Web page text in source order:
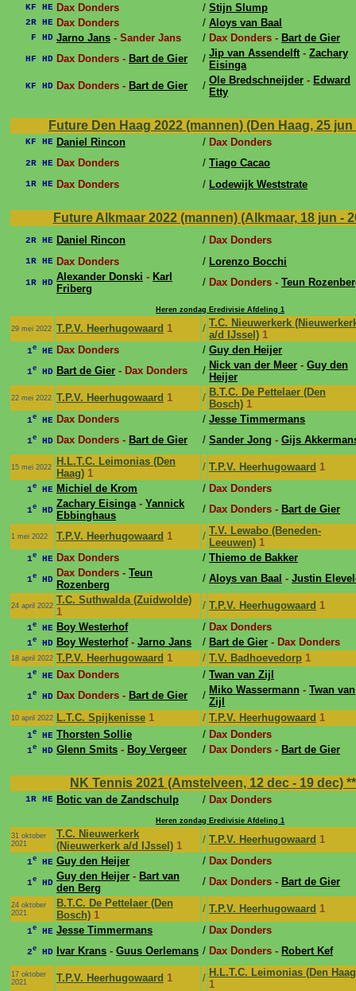
KF HE Dax Donders / Stijn Slump
2R HE Dax Donders / Aloys van Baal
F HD Jarno Jans - Sander Jans / Dax Donders - Bart de Gier
HF HD Dax Donders - Bart de Gier / Jip van Assendelft- Zachary
Eisinga
KF HD Dax Donders - Bart de Gier / Ole Bredschneijder - Edward
Etty
Future Den Haag 2022 (mannen) (Den Haag, 25 jun
KF HE Daniel Rincon / Dax Donders
2R HE Dax Donders / Tiago Cacao
1R HE Dax Donders / Lodewijk Weststrate
Future Alkmaar 2022 (mannen) (Alkmaar, 18 jun -
2R HE Daniel Rincon / Dax Donders
1R HE Dax Donders / Lorenzo Bocchi
1R HD Alexander Donski - Karl
Friberg
/ Dax Donders - Teun
Heren zondag Eredivisie Afdeling 1
29 mei 2022 T.P.V. Heerhugowaard 1 / T.C. Nieuwerkerk
a/d IJssel) 1
1e HE Dax Donders / Guy den Heijer
1e HD Bart de Gier - Dax Donders / Nick van der Meer - Guy den
Heijer
22 mei 2022 T.P.V. Heerhugowaard 1 / B.T.C. De Pettelaer (Den
Bosch) 1
1e HE Dax Donders / Jesse Timmermans
1e HD Dax Donders - Bart de Gier / Sander Jong - Gijs
15 mei 2022
H.L.T.C. Leimonias (Den
Haag) 1
/ T.P.V. Heerhugowaard 1
1e HE Michiel de Krom / Dax Donders
1e HD
Zachary Eisinga- Yannick
Ebbinghaus
/ Dax Donders - Bart de Gier
1 mei 2022 T.P.V. Heerhugowaard 1 / T.V. Lewabo (Beneden-
Leeuwen) 1
1e HE Dax Donders / Thiemo de Bakker
1e HD
Dax Donders - Teun
Rozenberg
/ Aloys van Baal - Justin
24 april 2022 T.C. Suthwalda (Zuidwolde)
1
/ T.P.V. Heerhugowaard 1
1e HE Boy Westerhof / Dax Donders
1e HD Boy Westerhof- Jarno Jans / Bart de Gier - Dax Donders
18 april 2022 T.P.V. Heerhugowaard 1 / T.V. Badhoevedorp 1
1e HE Dax Donders / Twan van Zijl
1e HD Dax Donders - Bart de Gier / Miko Wassermann - Twan van
Zijl
10 april 2022 L.T.C. Spijkenisse 1 / T.P.V. Heerhugowaard 1
1e HE Thorsten Sollie / Dax Donders
1e HD Glenn Smits - Boy Vergeer / Dax Donders - Bart de Gier
NK Tennis 2021 (Amstelveen, 12 dec - 19 dec)
1R HE Botic van de Zandschulp / Dax Donders
Heren zondag Eredivisie Afdeling 1
31 oktober
2021
T.C. Nieuwerkerk
(Nieuwerkerk a/d IJssel) 1
/ T.P.V. Heerhugowaard 1
1e HE Guy den Heijer / Dax Donders
1e HD
Guy den Heijer - Bart van
den Berg
/ Dax Donders - Bart de Gier
24 oktober
2021
B.T.C. De Pettelaer (Den
Bosch) 1
/ T.P.V. Heerhugowaard 1
1e HE Jesse Timmermans / Dax Donders
2e HD Ivar Krans - Guus Oerlemans / Dax Donders - Robert Kef
17 oktober
2021
T.P.V. Heerhugowaard 1 / H.L.T.C. Leimonias (Den
1